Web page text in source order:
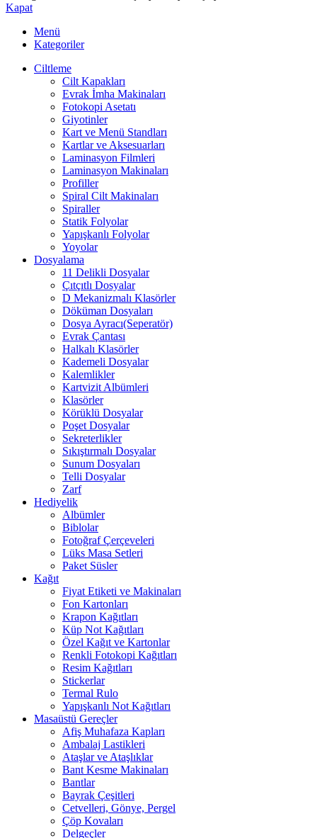
Kapat
Menü
Kategoriler
Ciltleme
Cilt Kapakları
Evrak İmha Makinaları
Fotokopi Asetatı
Giyotinler
Kart ve Menü Standları
Kartlar ve Aksesuarları
Laminasyon Filmleri
Laminasyon Makinaları
Profiller
Spiral Cilt Makinaları
Spiraller
Statik Folyolar
Yapışkanlı Folyolar
Yoyolar
Dosyalama
11 Delikli Dosyalar
Çıtçıtlı Dosyalar
D Mekanizmalı Klasörler
Döküman Dosyaları
Dosya Ayracı(Seperatör)
Evrak Çantası
Halkalı Klasörler
Kademeli Dosyalar
Kalemlikler
Kartvizit Albümleri
Klasörler
Körüklü Dosyalar
Poşet Dosyalar
Sekreterlikler
Sıkıştırmalı Dosyalar
Sunum Dosyaları
Telli Dosyalar
Zarf
Hediyelik
Albümler
Biblolar
Fotoğraf Çerçeveleri
Lüks Masa Setleri
Paket Süsler
Kağıt
Fiyat Etiketi ve Makinaları
Fon Kartonları
Krapon Kağıtları
Küp Not Kağıtları
Özel Kağıt ve Kartonlar
Renkli Fotokopi Kağıtları
Resim Kağıtları
Stickerlar
Termal Rulo
Yapışkanlı Not Kağıtları
Masaüstü Gereçler
Afiş Muhafaza Kapları
Ambalaj Lastikleri
Ataşlar ve Ataşlıklar
Bant Kesme Makinaları
Bantlar
Bayrak Çeşitleri
Cetvelleri, Gönye, Pergel
Çöp Kovaları
Delgeçler